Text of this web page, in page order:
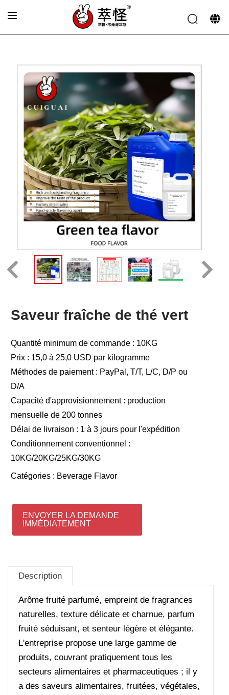
Arôme de boisson»Saveur fraîche de thé vert
Saveur fraîche de thé vert
Quantité minimum de commande : 10KG
Prix : 15,0 à 25,0 USD par kilogramme
Méthodes de paiement : PayPal, T/T, L/C, D/P ou
D/A
Capacité d'approvisionnement : production
mensuelle de 200 tonnes
Délai de livraison : 1 à 3 jours pour l'expédition
Conditionnement conventionnel :
10KG/20KG/25KG/30KG
Catégories : Beverage Flavor
ENVOYER LA DEMANDE
IMMÉDIATEMENT
Description
Arôme fruité parfumé, empreint de fragrances
naturelles, texture délicate et charnue, parfum
fruité séduisant, et senteur légère et élégante.
L'entreprise propose une large gamme de
produits, couvrant pratiquement tous les
secteurs alimentaires et pharmaceutiques ; il y
a des saveurs alimentaires, fruitées, végétales,